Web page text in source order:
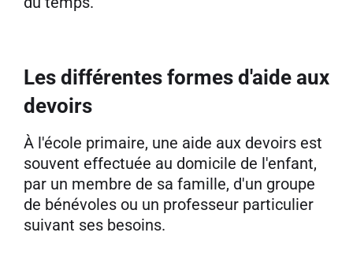
Les différentes formes d'aide aux
devoirs
À l'école primaire, une aide aux devoirs est
souvent effectuée au domicile de l'enfant,
par un membre de sa famille, d'un groupe
de bénévoles ou un professeur particulier
suivant ses besoins.